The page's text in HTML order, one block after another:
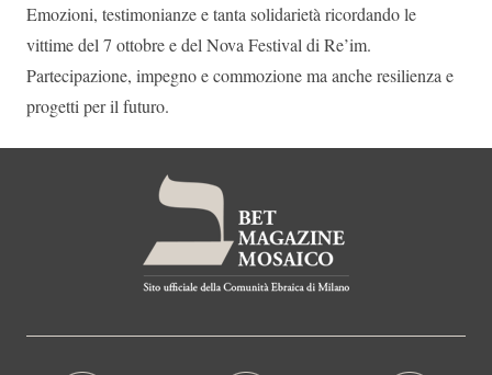
Emozioni, testimonianze e tanta solidarietà ricordando le
vittime del 7 ottobre e del Nova Festival di Re’im.
Partecipazione, impegno e commozione ma anche resilienza e
progetti per il futuro.